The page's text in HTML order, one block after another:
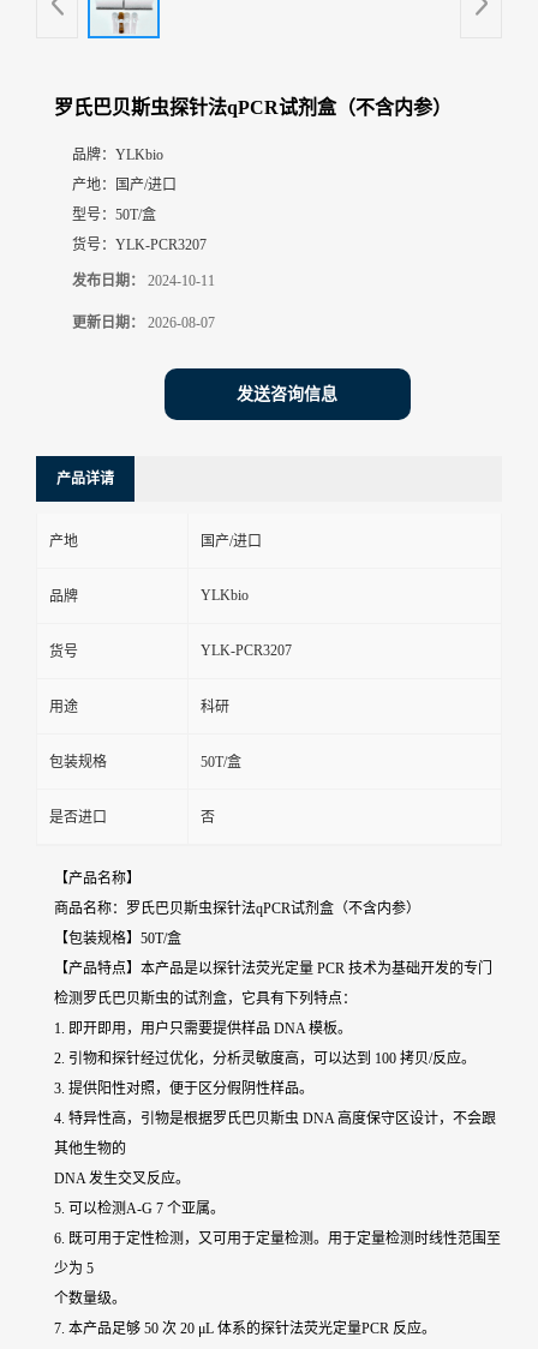
罗氏巴贝斯虫探针法qPCR试剂盒（不含内参）
品牌： YLKbio
产地：
国产/进口
型号： 50T/盒
货号： YLK-PCR3207
发布日期： 2024-10-11
更新日期： 2026-08-07
发送咨询信息
产品详请
产地 国产/进口
品牌 YLKbio
货号 YLK-PCR3207
用途 科研
包装规格 50T/盒
是否进口 否
【产品名称】
商品名称：罗氏巴贝斯虫探针法qPCR试剂盒（不含内参）
【包装规格】50T/盒
【产品特点】本产品是以探针法荧光定量 PCR 技术为基础开发的专门
检测罗氏巴贝斯虫的试剂盒，它具有下列特点：
1. 即开即用，用户只需要提供样品 DNA 模板。
2. 引物和探针经过优化，分析灵敏度高，可以达到 100 拷贝/反应。
3. 提供阳性对照，便于区分假阴性样品。
4. 特异性高，引物是根据罗氏巴贝斯虫 DNA 高度保守区设计，不会跟
其他生物的
DNA 发生交叉反应。
5. 可以检测A-G 7 个亚属。
6. 既可用于定性检测，又可用于定量检测。用于定量检测时线性范围至
少为 5
个数量级。
7. 本产品足够 50 次 20 μL 体系的探针法荧光定量PCR 反应。